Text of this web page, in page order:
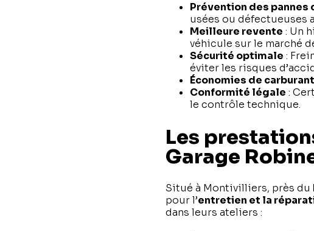
Prévention des pannes
usées ou défectueuses
Meilleure revente : Un
véhicule sur le marché
Sécurité optimale :
éviter les risques
Économies de carburant
Conformité légale :
le contrôle technique.
Les
Garage
Situé à Montivilliers, près du
pour l’entretien et la
dans leurs ateliers :